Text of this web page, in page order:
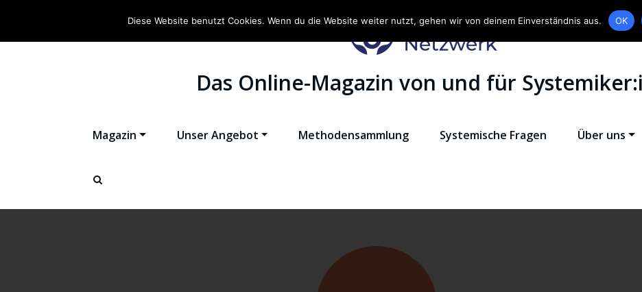
Das Online-Magazin von und für
Magazin Unser Angebot Methodensammlung Systemische Fragen Über uns
Diese Website benutzt Cookies. Wenn du die Website weiter nutzt, gehen wir von deinem Einverständnis aus. OK